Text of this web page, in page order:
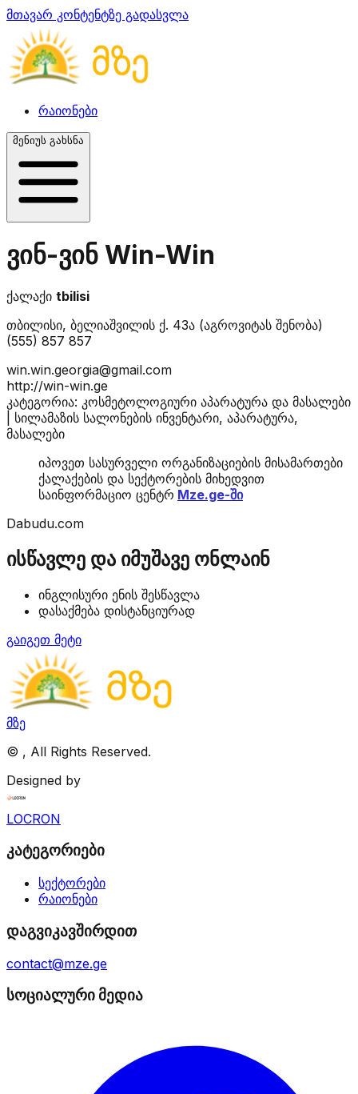
მთავარ კონტენტზე გადასვლა
რაიონები
მენიუს გახსნა
ვინ-ვინ Win-Win
ქალაქი tbilisi
თბილისი, ბელიაშვილის ქ. 43ა (აგროვიტას შენობა)
(555) 857 857
win.win.georgia@gmail.com
http://win-win.ge
კატეგორია: კოსმეტოლოგიური აპარატურა და მასალები
| სილამაზის სალონების ინვენტარი, აპარატურა,
მასალები
იპოვეთ სასურველი ორგანიზაციების მისამართები
ქალაქების და სექტორების მიხედვით
საინფორმაციო ცენტრ Mze.ge-ში
Dabudu.com
ისწავლე და იმუშავე ონლაინ
ინგლისური ენის შესწავლა
დასაქმება დისტანციურად
გაიგეთ მეტი
მზე
© , All Rights Reserved.
Designed by
LOCRON
კატეგორიები
სექტორები
რაიონები
დაგვიკავშირდით
contact@mze.ge
სოციალური მედია